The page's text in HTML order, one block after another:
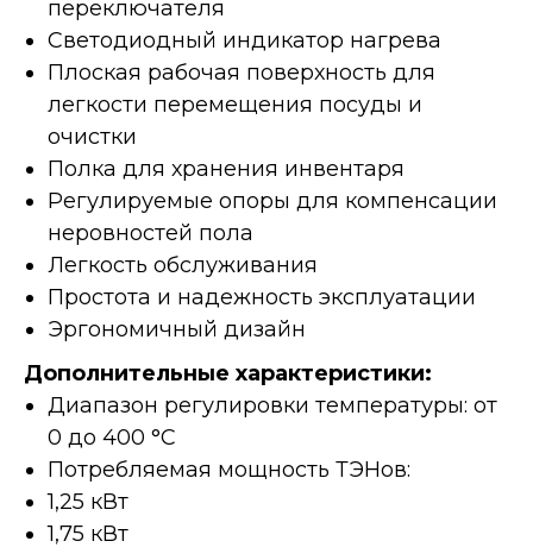
переключателя
Светодиодный индикатор нагрева
Плоская рабочая поверхность для
легкости перемещения посуды и
очистки
Полка для хранения инвентаря
Регулируемые опоры для компенсации
неровностей пола
Легкость обслуживания
Простота и надежность эксплуатации
Эргономичный дизайн
Дополнительные характеристики:
Диапазон регулировки температуры: от
0 до 400 °C
Потребляемая мощность ТЭНов:
1,25 кВт
1,75 кВт